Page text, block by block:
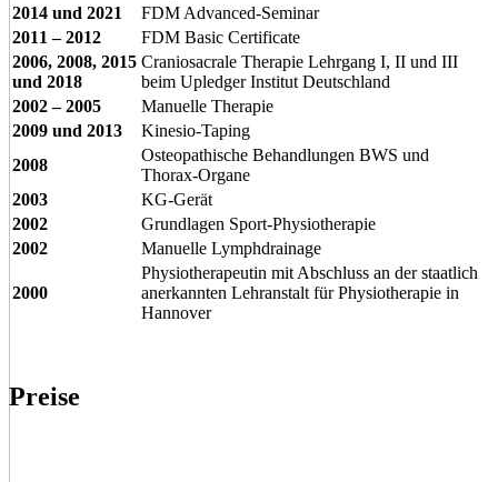
2014 und 2021
FDM Advanced-Seminar
2011 – 2012
FDM Basic Certificate
2006, 2008, 2015
und 2018
Craniosacrale Therapie Lehrgang I, II und III
beim Upledger Institut Deutschland
2002 – 2005
Manuelle Therapie
2009 und 2013
Kinesio-Taping
2008
Osteopathische Behandlungen BWS und
Thorax-Organe
2003
KG-Gerät
2002
Grundlagen Sport-Physiotherapie
2002
Manuelle Lymphdrainage
2000
Physiotherapeutin mit Abschluss an der staatlich
anerkannten Lehranstalt für Physiotherapie in
Hannover
Preise